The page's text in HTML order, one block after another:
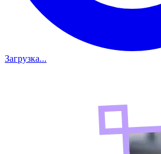
Загрузка...